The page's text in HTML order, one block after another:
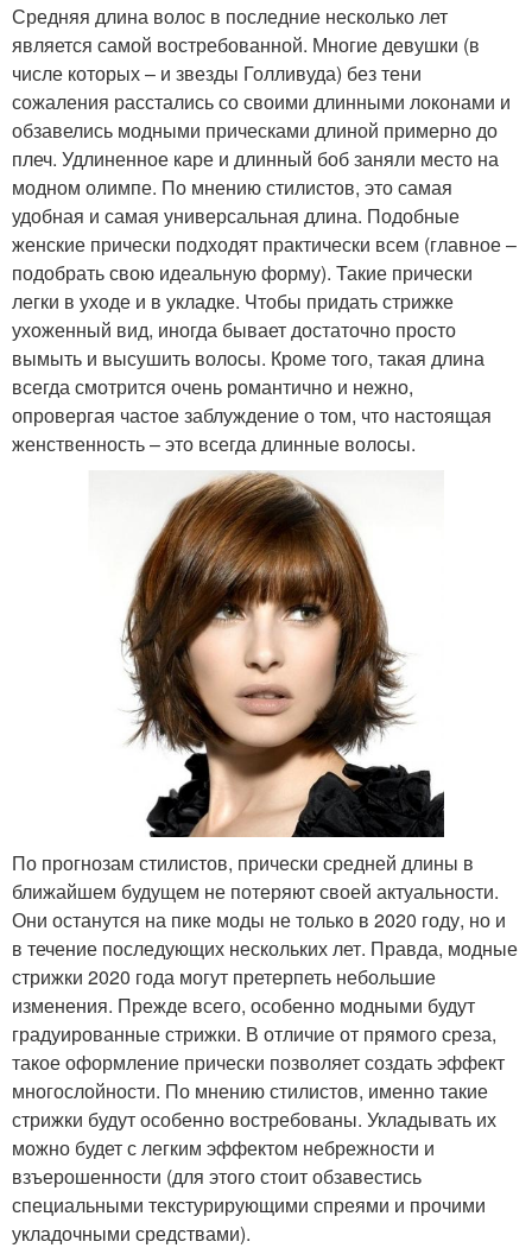
Средняя длина волос в последние несколько лет
является самой востребованной. Многие девушки (в
числе которых – и звезды Голливуда) без тени
сожаления расстались со своими длинными локонами и
обзавелись модными прическами длиной примерно до
плеч. Удлиненное каре и длинный боб заняли место на
модном олимпе. По мнению стилистов, это самая
удобная и самая универсальная длина. Подобные
женские прически подходят практически всем (главное –
подобрать свою идеальную форму). Такие прически
легки в уходе и в укладке. Чтобы придать стрижке
ухоженный вид, иногда бывает достаточно просто
вымыть и высушить волосы. Кроме того, такая длина
всегда смотрится очень романтично и нежно,
опровергая частое заблуждение о том, что настоящая
женственность – это всегда длинные волосы.
По прогнозам стилистов, прически средней длины в
ближайшем будущем не потеряют своей актуальности.
Они останутся на пике моды не только в 2020 году, но и
в течение последующих нескольких лет. Правда, модные
стрижки 2020 года могут претерпеть небольшие
изменения. Прежде всего, особенно модными будут
градуированные стрижки. В отличие от прямого среза,
такое оформление прически позволяет создать эффект
многослойности. По мнению стилистов, именно такие
стрижки будут особенно востребованы. Укладывать их
можно будет с легким эффектом небрежности и
взъерошенности (для этого стоит обзавестись
специальными текстурирующими спреями и прочими
укладочными средствами).